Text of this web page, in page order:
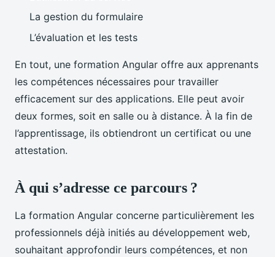
La gestion du formulaire
L’évaluation et les tests
En tout, une formation Angular offre aux apprenants
les compétences nécessaires pour travailler
efficacement sur des applications. Elle peut avoir
deux formes, soit en salle ou à distance. À la fin de
l’apprentissage, ils obtiendront un certificat ou une
attestation.
À qui s’adresse ce parcours ?
La formation Angular concerne particulièrement les
professionnels déjà initiés au développement web,
souhaitant approfondir leurs compétences, et non